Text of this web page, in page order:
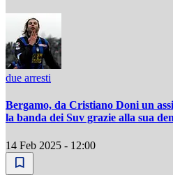
due arresti
Bergamo, da Cristiano Doni un
la banda dei Suv grazie alla sua
14 Feb 2025 - 12:00